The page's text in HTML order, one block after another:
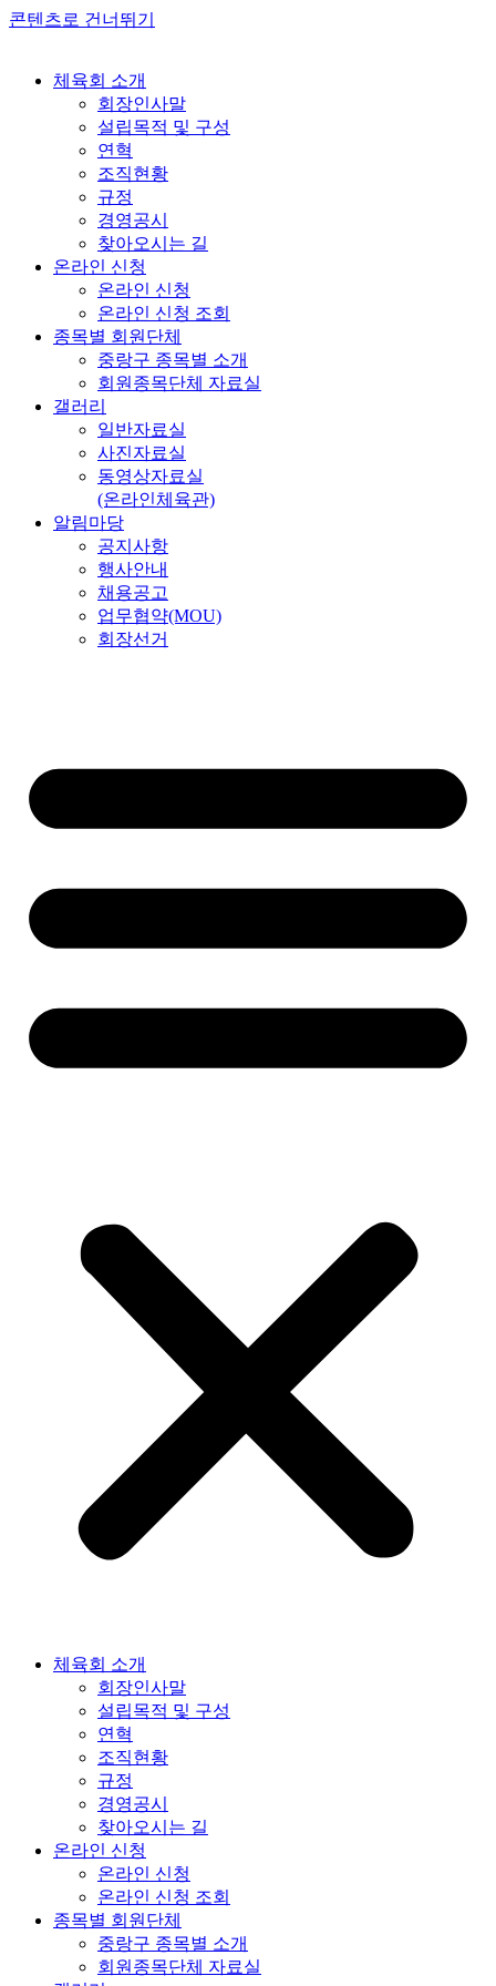
콘텐츠로 건너뛰기
체육회 소개
회장인사말
설립목적 및 구성
연혁
조직현황
규정
경영공시
찾아오시는 길
온라인 신청
온라인 신청
온라인 신청 조회
종목별 회원단체
중랑구 종목별 소개
회원종목단체 자료실
갤러리
일반자료실
사진자료실
동영상자료실
(온라인체육관)
알림마당
공지사항
행사안내
채용공고
업무협약(MOU)
회장선거
체육회 소개
회장인사말
설립목적 및 구성
연혁
조직현황
규정
경영공시
찾아오시는 길
온라인 신청
온라인 신청
온라인 신청 조회
종목별 회원단체
중랑구 종목별 소개
회원종목단체 자료실